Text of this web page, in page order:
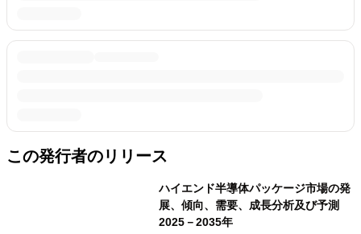
この発行者のリリース
ハイエンド半導体パッケージ市場の発
展、傾向、需要、成長分析及び予測
2025－2035年